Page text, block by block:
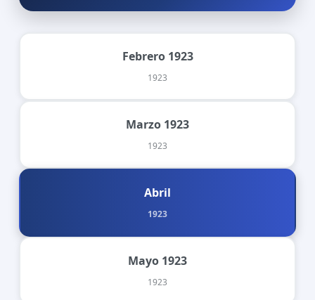
Febrero 1923
1923
Marzo 1923
1923
Abril
1923
Mayo 1923
1923